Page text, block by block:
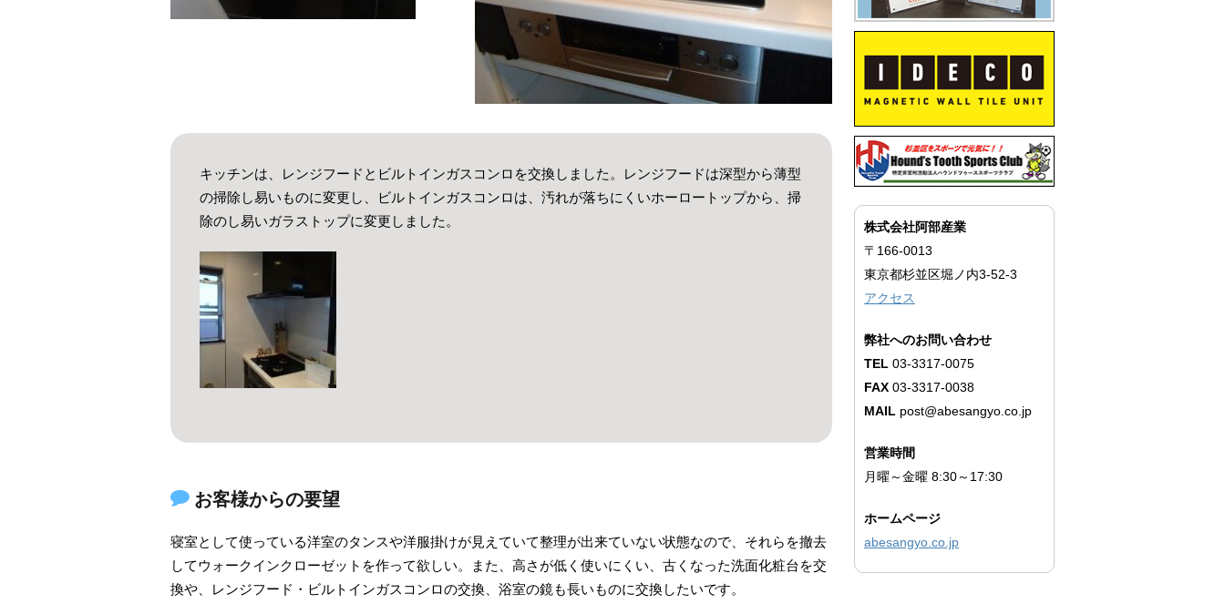
キッチンは、レンジフードとビルトインガスコンロを交換しました。レンジフードは深型から薄型
の掃除し易いものに変更し、ビルトインガスコンロは、汚れが落ちにくいホーロートップから、掃
除のし易いガラストップに変更しました。
お客様からの要望
寝室として使っている洋室のタンスや洋服掛けが見えていて整理が出来ていない状態なので、それらを撤去
してウォークインクローゼットを作って欲しい。また、高さが低く使いにくい、古くなった洗面化粧台を交
換や、レンジフード・ビルトインガスコンロの交換、浴室の鏡も長いものに交換したいです。
株式会社阿部産業
〒166-0013
東京都杉並区堀ノ内3-52-3
アクセス
弊社へのお問い合わせ
TEL 03-3317-0075
FAX 03-3317-0038
MAIL post@abesangyo.co.jp
営業時間
月曜～金曜 8:30～17:30
ホームページ
abesangyo.co.jp